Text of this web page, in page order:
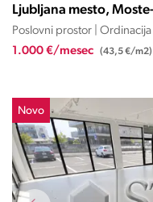
Ljubljana mesto,
Poslovni prostor |
1.000 €/mesec (43,5 €/m2)
Novo